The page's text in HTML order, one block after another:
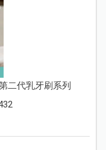
二代乳牙刷系列